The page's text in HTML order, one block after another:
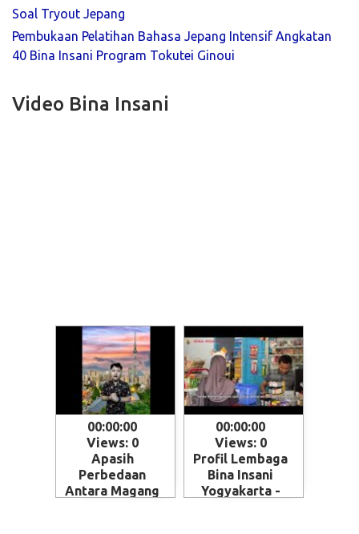
Soal Tryout Jepang
Pembukaan Pelatihan Bahasa Jepang Intensif Angkatan
40 Bina Insani Program Tokutei Ginoui
Video Bina Insani
00:00:00
Views: 0
Apasih
Perbedaan
Antara Magang
00:00:00
Views: 0
Profil Lembaga
Bina Insani
Yogyakarta -